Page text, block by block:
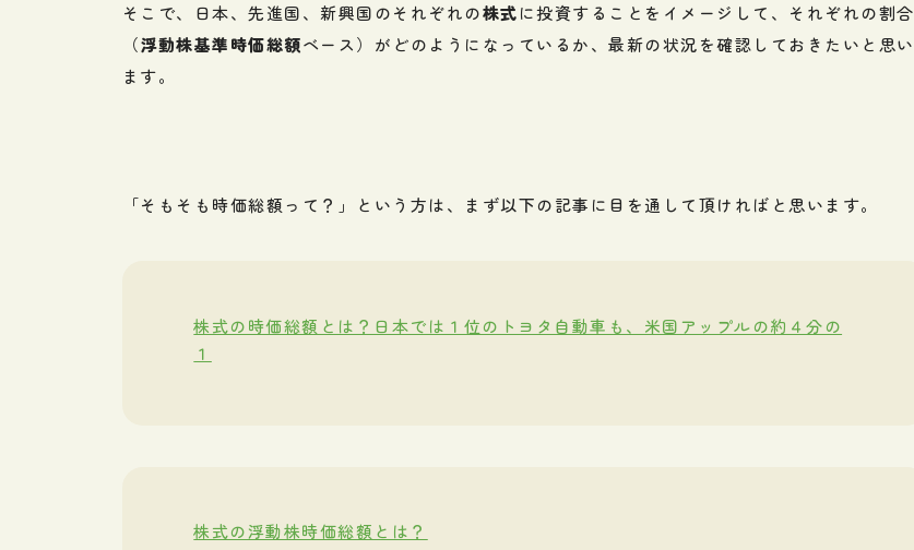
そこで、日本、先進国、新興国のそれぞれの株式に投資することをイメージして、それぞれの割合
（浮動株基準時価総額ベース）がどのようになっているか、最新の状況を確認しておきたいと思い
ます。
「そもそも時価総額って？」という方は、まず以下の記事に目を通して頂ければと思います。
株式の時価総額とは？日本では１位のトヨタ自動車も、米国アップルの約４分の
１
株式の浮動株時価総額とは？